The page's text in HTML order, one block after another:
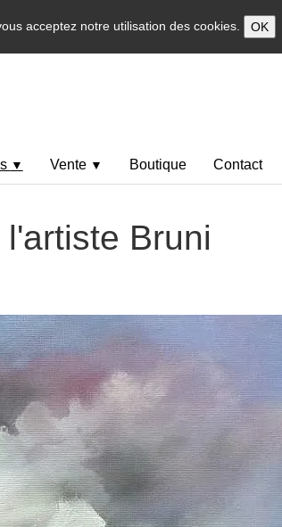
acceptez notre utilisation des cookies. OK
▼ Vente ▼ Boutique Contact
Bruni